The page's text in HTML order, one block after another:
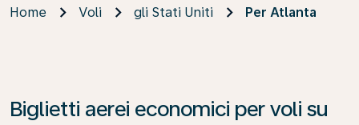
Home Voli gli Stati Uniti Per Atlanta
Biglietti aerei economici per voli su